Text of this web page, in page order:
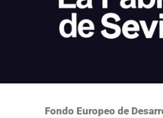
Fondo Europeo de